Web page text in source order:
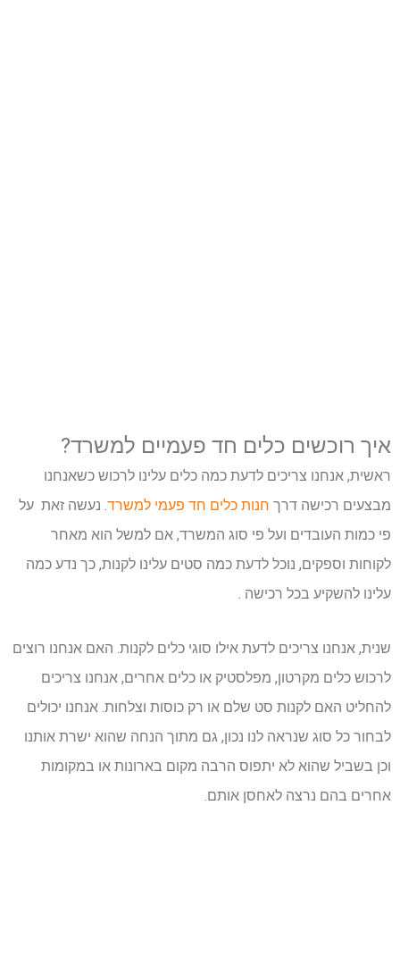
איך רוכשים כלים חד פעמיים למשרד?
ראשית, אנחנו צריכים לדעת כמה כלים עלינו לרכוש כשאנחנו
מבצעים רכישה דרך חנות כלים חד פעמי למשרד. נעשה זאת על
פי כמות העובדים ועל פי סוג המשרד, אם למשל הוא מאחר
לקוחות וספקים, נוכל לדעת כמה סטים עלינו לקנות, כך נדע כמה
עלינו להשקיע בכל רכישה .
שנית, אנחנו צריכים לדעת אילו סוגי כלים לקנות. האם אנחנו רוצים
לרכוש כלים מקרטון, מפלסטיק או כלים אחרים, אנחנו צריכים
להחליט האם לקנות סט שלם או רק כוסות וצלחות. אנחנו יכולים
לבחור כל סוג שנראה לנו נכון, גם מתוך הנחה שהוא ישרת אותנו
וכן בשביל שהוא לא יתפוס הרבה מקום בארונות או במקומות
אחרים בהם נרצה לאחסן אותם.